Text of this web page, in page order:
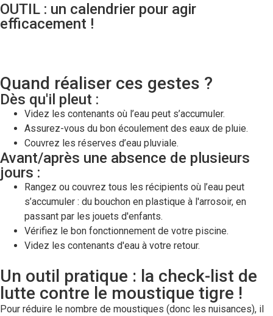
OUTIL : un calendrier pour agir
efficacement !
Quand réaliser ces gestes ?
Dès qu'il pleut :
Videz les contenants où l’eau peut s’accumuler.
Assurez-vous du bon écoulement des eaux de pluie.
Couvrez les réserves d’eau pluviale.
Avant/après une absence de plusieurs
jours :
Rangez ou couvrez tous les récipients où l’eau peut
s’accumuler : du bouchon en plastique à l'arrosoir, en
passant par les jouets d'enfants.
Vérifiez le bon fonctionnement de votre piscine.
Videz les contenants d'eau à votre retour.
Un outil pratique : la check-list de
lutte contre le moustique tigre !
Pour réduire le nombre de moustiques (donc les nuisances), il